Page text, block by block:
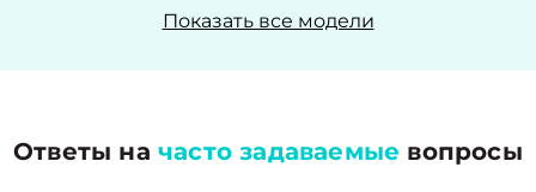
Показать все модели
Ответы начасто задаваемые вопросы